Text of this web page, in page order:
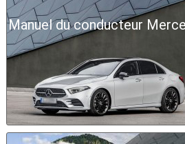
Manuel du conducteur